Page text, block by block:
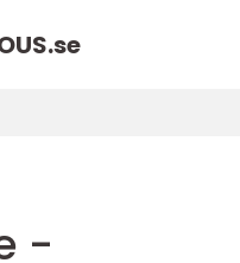
se
-